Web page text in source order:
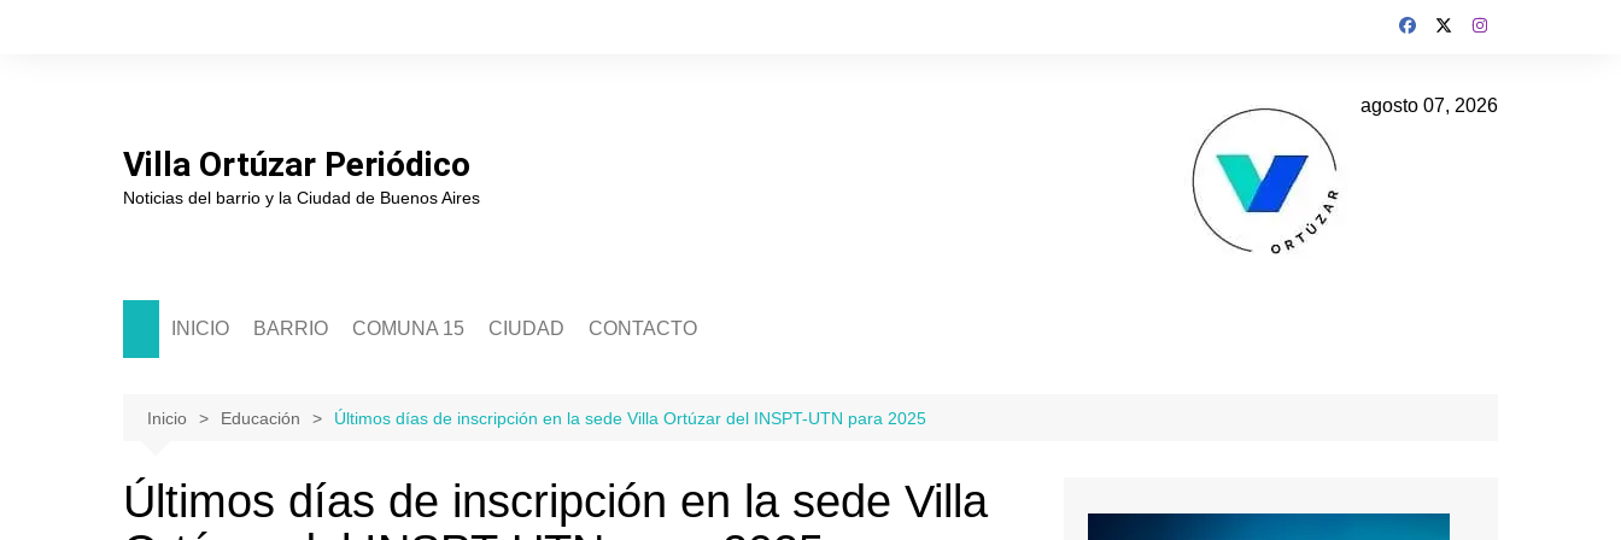
Villa Ortúzar Periódico
Noticias del barrio y la Ciudad de Buenos Aires
agosto 07, 2026
INICIO BARRIO
Junta de Estudios Históricos
Escuelas
COMUNA 15
Junta Comunal 15
CIUDAD
Ecología
Justicia
Política
Economía
Cultura
CONTACTO
Inicio Educación Últimos días de inscripción en la sede Villa Ortúzar del INSPT-UTN para 2025
Últimos días de inscripción en la sede Villa